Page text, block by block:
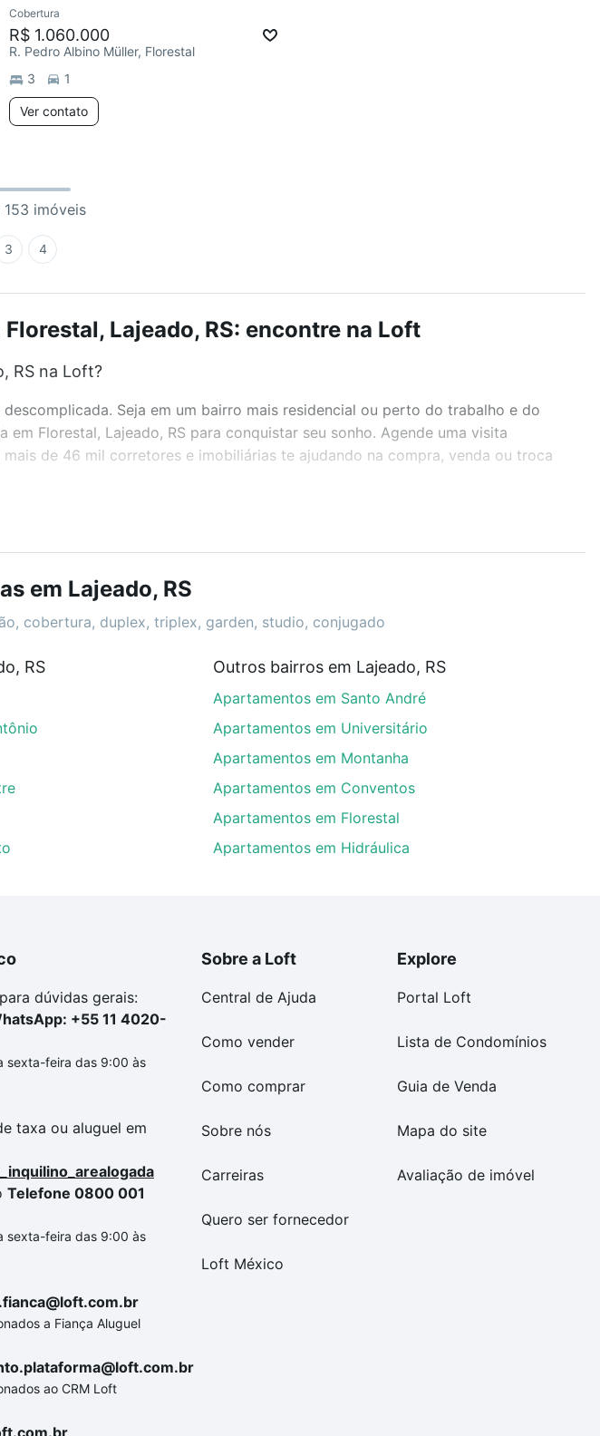
Cobertura
R$ 1.060.000
R. Pedro Albino Müller, Florestal
3
1
Ver contato
imóveis
3 4
Lajeado, RS: encontre na Loft
RS na Loft?
Seja em um bairro mais residencial ou perto do trabalho e do
Florestal, Lajeado, RS para conquistar seu sonho. Agende uma visita
de 46 mil corretores e imobiliárias te ajudando na compra, venda ou troca
Você também pode usar os filtros como quantidade de quartos, suítes, com
como piscina, academia, salão de festas ou área verde e encontrar
Florestal, Lajeado, RS que custam a partir de R$ 0 e com nossas opções de
alguma dúvida dos custos envolvidos no processo de compra, veja em nosso
dos seus sonhos com segurança e conforto. Loft, com você até as chaves.
em Lajeado, RS
cobertura, duplex, triplex, garden, studio, conjugado
RS Outros bairros em Lajeado, RS
Apartamentos em Santo André
Apartamentos em Universitário
Apartamentos em Montanha
Apartamentos em Conventos
Apartamentos em Florestal
Apartamentos em Hidráulica
dúvidas gerais:
+55 11 4020-
sexta-feira das 9:00 às
taxa ou aluguel em
Telefone 0800 001
sexta-feira das 9:00 às
a Fiança Aluguel
ao CRM Loft
Sobre a Loft
Central de Ajuda
Como vender
Como comprar
Sobre nós
Carreiras
Quero ser fornecedor
Loft México
Explore
Portal Loft
Lista de Condomínios
Guia de Venda
Mapa do site
Avaliação de imóvel